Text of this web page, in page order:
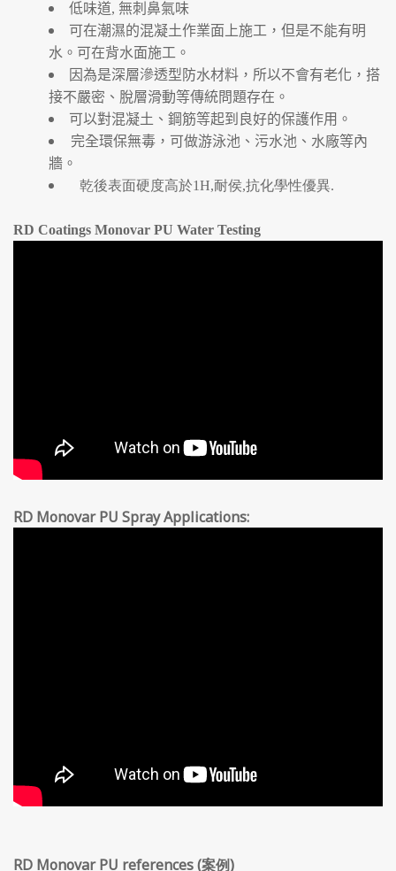
低味道, 無刺鼻氣味
可在潮濕的混凝土作業面上施工，但是不能有明
水。可在背水面施工。
因為是深層滲透型防水材料，所以不會有老化，搭
接不嚴密、脫層滑動等傳統問題存在。
可以對混凝土、鋼筋等起到良好的保護作用。
完全環保無毒，可做游泳池、污水池、水廠等內
牆。
乾後表面硬度高於1H,耐侯,抗化學性優異.
RD Coatings Monovar PU Water Testing
RD Monovar PU Spray Applications:
RD Monovar PU references (案例)